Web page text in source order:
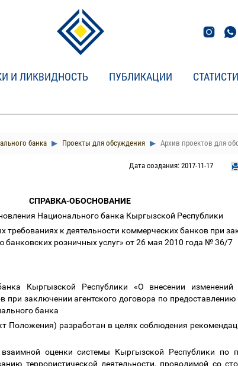
И ЛИКВИДНОСТЬ ПУБЛИКАЦИИ
банка Проекты для обсуждения Архив проектов для
Дата создания: 2017-11-17
СПРАВКА-ОБОСНОВАНИЕ
Национального банка Кыргызской Республики
к деятельности коммерческих банков при
банковских розничных услуг» от 26 мая 2010 года № 36/7
Кыргызской Республики «О внесении
при заключении агентского договора по
банка
Положения) разработан в целях соблюдения
оценки системы Кыргызской Республики по
террористической деятельности, проводимой со